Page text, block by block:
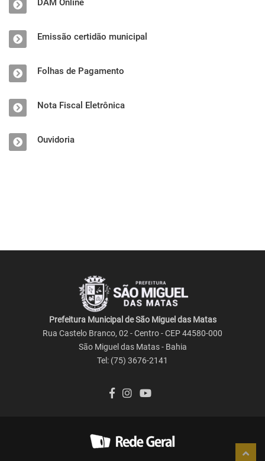
DAM Online
Emissão certidão municipal
Folhas de Pagamento
Nota Fiscal Eletrônica
Ouvidoria
Prefeitura Municipal de São Miguel das Matas
Rua Castelo Branco, 02 - Centro - CEP 44580-000
São Miguel das Matas - Bahia
Tel: (75) 3676-2141